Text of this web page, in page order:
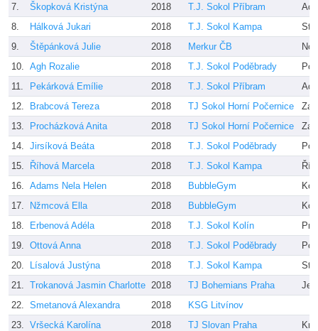
7.
Škopková Kristýna 2018 T.J. Sokol Příbram
8.
Hálková Jukari 2018 T.J. Sokol Kampa
9.
Štěpánková Julie 2018 Merkur ČB
10. Agh Rozalie 2018 T.J. Sokol Poděbrady
11.
Pekárková Emílie 2018 T.J. Sokol Příbram
12.
Brabcová Tereza 2018 TJ Sokol Horní Počernice
13.
Procházková Anita 2018 TJ Sokol Horní Počernice
14. Jirsíková Beáta 2018 T.J. Sokol Poděbrady
15.
Říhová Marcela 2018 T.J. Sokol Kampa
16. Adams Nela Helen 2018 BubbleGym
17.
Nžmcová Ella 2018 BubbleGym
18.
Erbenová Adéla 2018 T.J. Sokol Kolín
19. Ottová Anna 2018 T.J. Sokol Poděbrady
20.
Lísalová Justýna 2018 T.J. Sokol Kampa
21. Trokanová Jasmin Charlotte 2018 TJ Bohemians Praha
22. Smetanová Alexandra 2018
KSG Litvínov
23. Vršecká Karolína 2018 TJ Slovan Praha